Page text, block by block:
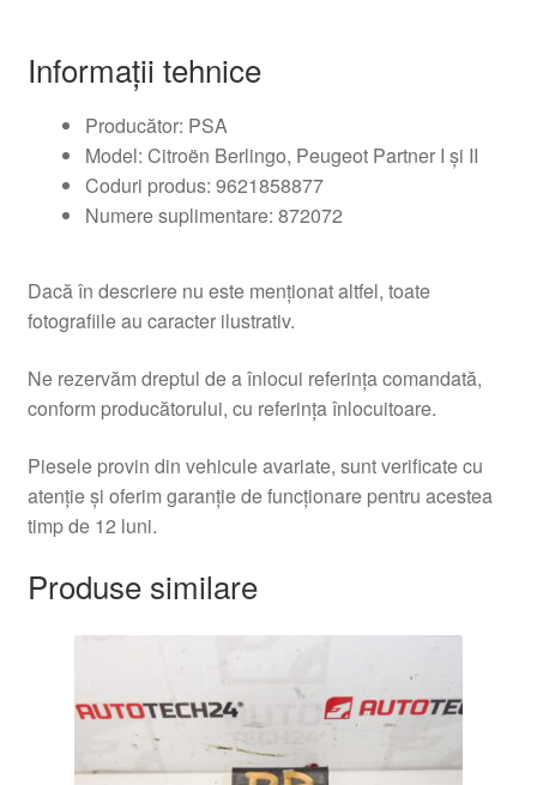
Informații tehnice
Producător: PSA
Model: Citroën Berlingo, Peugeot Partner I și II
Coduri produs: 9621858877
Numere suplimentare: 872072
Dacă în descriere nu este menționat altfel, toate
fotografiile au caracter ilustrativ.
Ne rezervăm dreptul de a înlocui referința comandată,
conform producătorului, cu referința înlocuitoare.
Piesele provin din vehicule avariate, sunt verificate cu
atenție și oferim garanție de funcționare pentru acestea
timp de 12 luni.
Produse similare